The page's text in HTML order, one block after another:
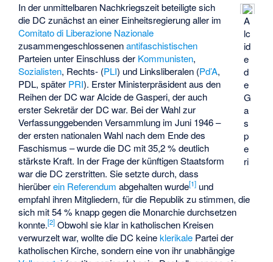
A
lc
id
e
d
e
G
a
s
p
e
ri
In der unmittelbaren Nachkriegszeit beteiligte sich
die DC zunächst an einer Einheitsregierung aller im
Comitato di Liberazione Nazionale
zusammengeschlossenenantifaschistischen
Parteien unter Einschluss der Kommunisten,
Sozialisten, Rechts- (PLI) und Linksliberalen (Pd’A,
PDL, später PRI). Erster Ministerpräsident aus den
Reihen der DC warAlcide de Gasperi, der auch
erster Sekretär der DC war. Bei derWahl zur
Verfassunggebenden Versammlung im Juni 1946 –
der ersten nationalen Wahl nach dem Ende des
Faschismus – wurde die DC mit 35,2 % deutlich
stärkste Kraft. In der Frage der künftigen Staatsform
war die DC zerstritten. Sie setzte durch, dass
hierüberein Referendum abgehalten wurde[1] und
empfahl ihren Mitgliedern, für die Republik zu stimmen, die
sich mit 54 % knapp gegen die Monarchie durchsetzen
konnte.[2] Obwohl sie klar in katholischen Kreisen
verwurzelt war, wollte die DC keineklerikale Partei der
katholischen Kirche, sondern eine von ihr unabhängige